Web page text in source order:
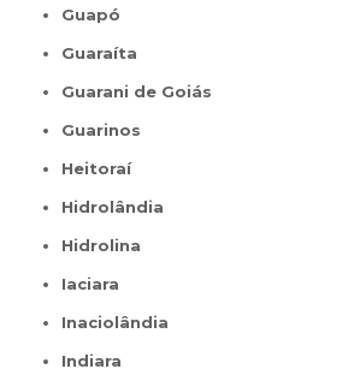
Guapó
Guaraíta
Guarani de Goiás
Guarinos
Heitoraí
Hidrolândia
Hidrolina
Iaciara
Inaciolândia
Indiara